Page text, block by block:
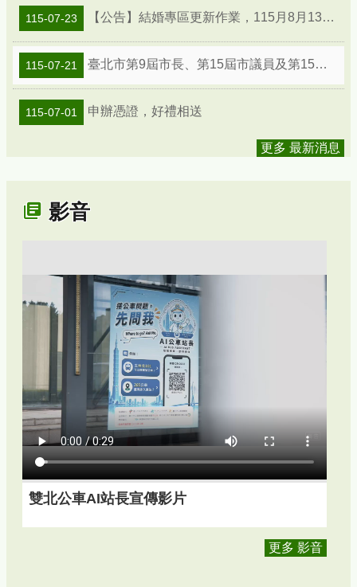
115-07-23 【公告】結婚專區更新作業，115月8月13日至8月14日暫停對外開放
115-07-21 臺北市第9屆市長、第15屆市議員及第15屆里長選舉人資格一覽表
115-07-01 申辦憑證，好禮相送
更多 最新消息
影音
雙北公車AI站長宣傳影片
更多 影音